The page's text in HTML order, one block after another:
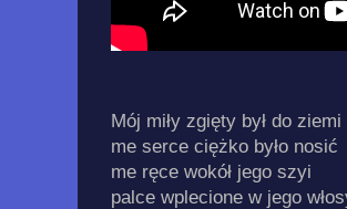
Mój miły zgięty był do ziemi
me serce ciężko było nosić
me ręce wokół jego szyi
palce wplecione w jego